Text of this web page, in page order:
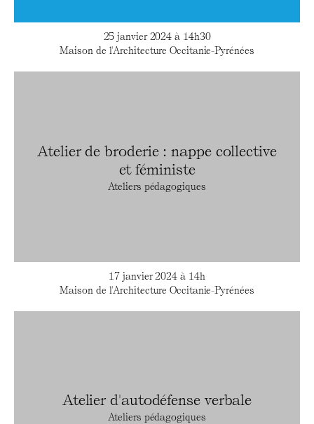
25 janvier 2024 à 14h30
Maison de l'Architecture Occitanie-Pyrénées
Atelier de broderie : nappe collective
et féministe
Ateliers pédagogiques
17 janvier 2024 à 14h
Maison de l'Architecture Occitanie-Pyrénées
Atelier d'autodéfense verbale
Ateliers pédagogiques